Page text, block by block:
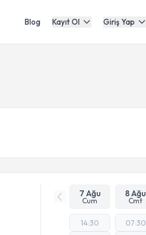
Blog Kayıt Ol Giriş Yap
7 Ağu
Cum
8 Ağu
Cmt
14:30
07:30